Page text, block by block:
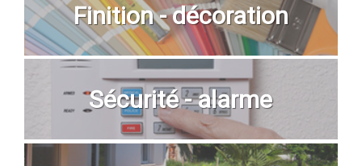
Finition - décoration
Sécurité - alarme